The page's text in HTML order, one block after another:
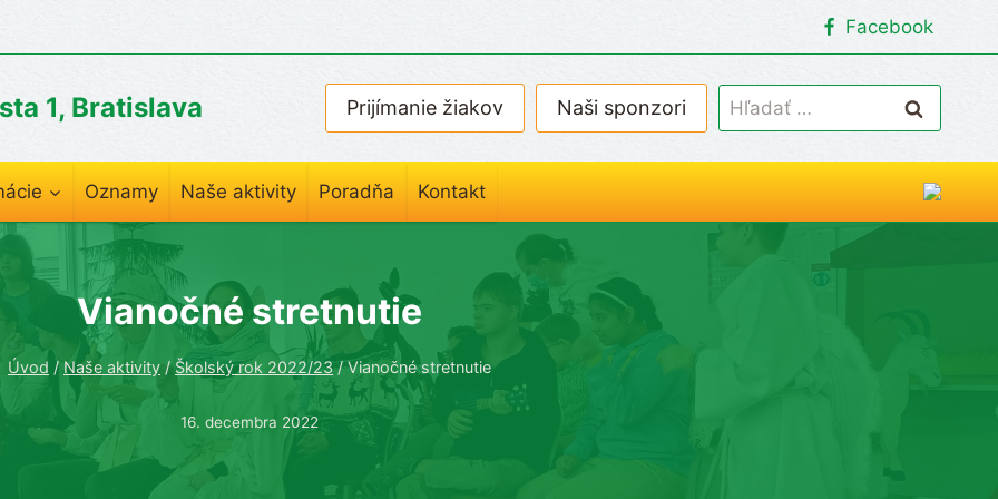
Facebook
1, Bratislava Prijímanie žiakov Naši sponzori Hľadať:
Oznamy Naše aktivity Poradňa Kontakt
Vianočné stretnutie
Úvod / Naše aktivity /Školský rok 2022/23/Vianočné stretnutie
16. decembra 2022